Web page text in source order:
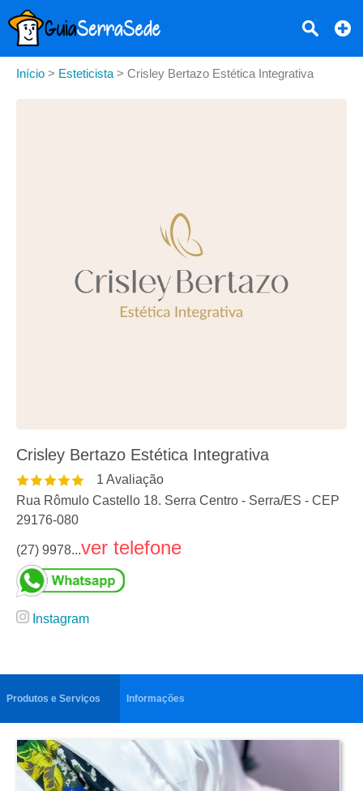
Início > Esteticista > Crisley Bertazo Estética Integrativa
Crisley Bertazo Estética Integrativa
1 Avaliação
Rua Rômulo Castello 18. Serra Centro - Serra/ES - CEP
29176-080
(27) 9978...ver telefone
Instagram
Produtos e Serviços Informações